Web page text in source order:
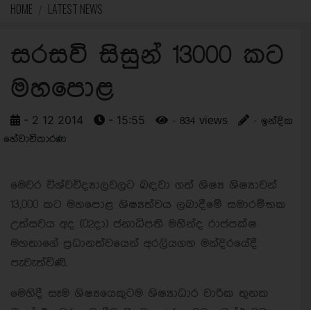
HOME LATEST NEWS
සරසවි සිසුන් 13000 කට
මහපොළ
- 2 12 2014 - 15:55 - 834 views
- ඉන්දික
හේවාවිතාරණ
මෙවර විශ්වවිද්‍යාලවලට බඳවා ගත් ශිෂ්‍ය ශිෂ්‍යාවන්
13,000 කට මහපොළ ශිෂ්‍යත්වය ලබාදීමේ සමාරම්භක
උත්සවය අද (02දා) ජනාධිපති මහින්ද රාජපක්ෂ
මහතාගේ ප්‍රධානත්වයෙන් අරලියගහ මන්දිරයේදී
පැවැත්විණි.
මෙහිදී සෑම ශිෂ්‍යයෙකුටම ශිෂ්‍යාධාර වාරික තුනක